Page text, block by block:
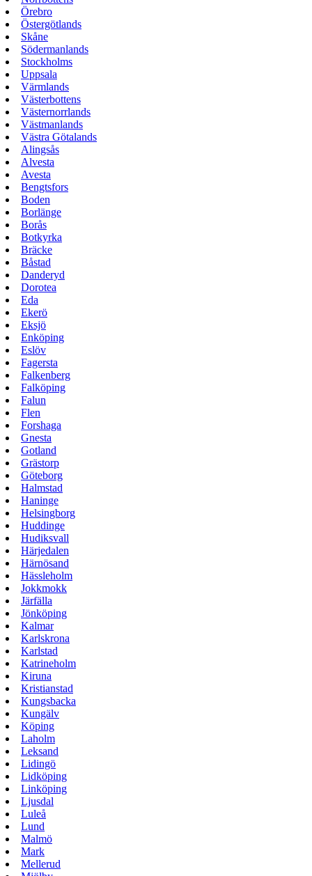
Örebro
Östergötlands
Skåne
Södermanlands
Stockholms
Uppsala
Värmlands
Västerbottens
Västernorrlands
Västmanlands
Västra Götalands
Alingsås
Alvesta
Avesta
Bengtsfors
Boden
Borlänge
Borås
Botkyrka
Bräcke
Båstad
Danderyd
Dorotea
Eda
Ekerö
Eksjö
Enköping
Eslöv
Fagersta
Falkenberg
Falköping
Falun
Flen
Forshaga
Gnesta
Gotland
Grästorp
Göteborg
Halmstad
Haninge
Helsingborg
Huddinge
Hudiksvall
Härjedalen
Härnösand
Hässleholm
Jokkmokk
Järfälla
Jönköping
Kalmar
Karlskrona
Karlstad
Katrineholm
Kiruna
Kristianstad
Kungsbacka
Kungälv
Köping
Laholm
Leksand
Lidingö
Lidköping
Linköping
Ljusdal
Luleå
Lund
Malmö
Mark
Mellerud